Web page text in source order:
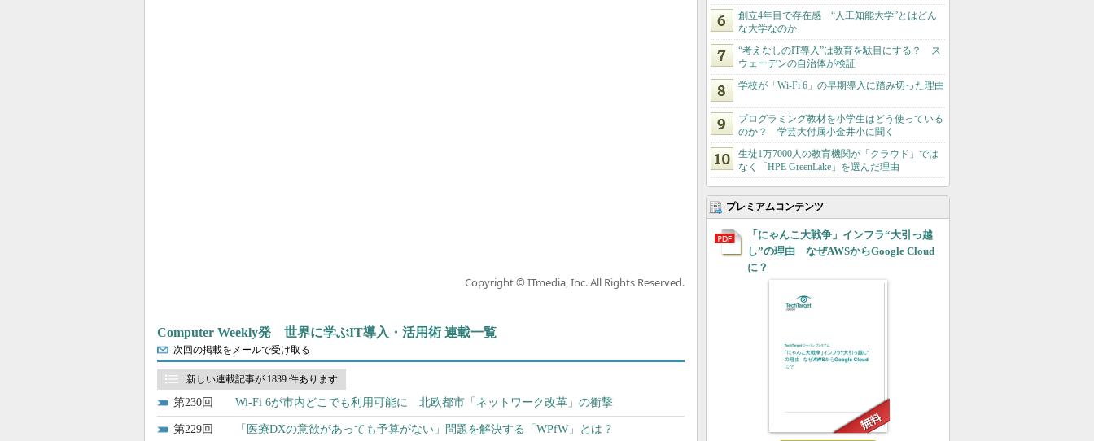
Copyright © ITmedia, Inc. All Rights Reserved.
Computer Weekly発 世界に学ぶIT導入・活用術 連載一覧
次回の掲載をメールで受け取る
新しい連載記事が 1839 件あります
230 Wi-Fi 6が市内どこでも利用可能に 北欧都市「ネットワーク改革」の衝撃
229 「医療DXの意欲があっても予算がない」問題を解決する「WPfW」とは？
創立4年目で存在感 “人工知能大学”とはどん
な大学なのか
“考えなしのIT導入”は教育を駄目にする？ ス
ウェーデンの自治体が検証
学校が「Wi-Fi 6」の早期導入に踏み切った理由
プログラミング教材を小学生はどう使っている
のか？ 学芸大付属小金井小に聞く
生徒1万7000人の教育機関が「クラウド」では
なく「HPE GreenLake」を選んだ理由
プレミアムコンテンツ
「にゃんこ大戦争」インフラ“大引っ越
し”の理由 なぜAWSからGoogle Cloud
に？